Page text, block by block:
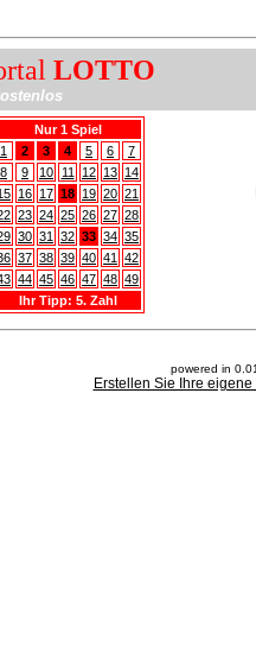
LOTTO
Nur 1 Spiel
1
2 3 4 5 6
7
8
9 10 11 12 13 14
16 17 18 19 20 21
23 24 25 26 27 28
30 31 32 33 34 35
37 38 39 40 41
42
44 45 46 47 48 49
Ihr Tipp: 5. Zahl
powered in
Erstellen Sie Ihre